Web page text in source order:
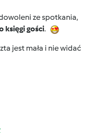
ze spotkania,
księgi gości.
jest mała i nie widać